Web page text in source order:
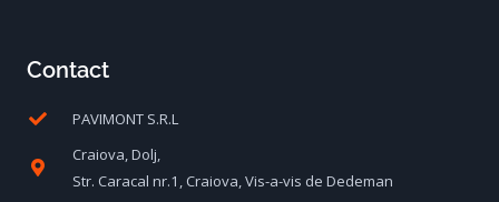
Contact
PAVIMONT S.R.L
Craiova, Dolj,
Str. Caracal nr.1, Craiova, Vis-a-vis de Dedeman